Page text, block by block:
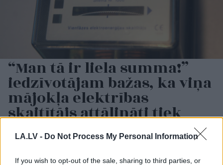
LA.LV - Do Not Process My Personal Information
If you wish to opt-out of the sale, sharing to third parties, or
“Man tā ir liela summa!”
iedzīvotājam bažas, ka viņa
mājokļa elektrības
skaitītājs attālināti tiek
nolasīts neprecīzi. Vai tā
var gadīties?